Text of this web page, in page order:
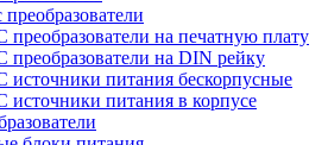
преобразователи на печатную плату
преобразователи на DIN рейку
источники питания бескорпусные
источники питания в корпусе